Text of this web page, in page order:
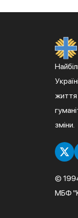
життя
зміни.
©
МБФ